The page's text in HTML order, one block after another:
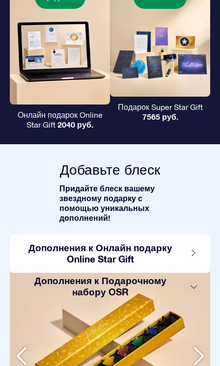
Онлайн подарок Online
Star Gift 2040 руб.
Подарок Super Star Gift
7565 руб.
Добавьте блеск
Придайте блеск вашему
звездному подарку с
помощью уникальных
дополнений!
Дополнения к Онлайн подарку
Online Star Gift
Дополнения к Подарочному
набору OSR